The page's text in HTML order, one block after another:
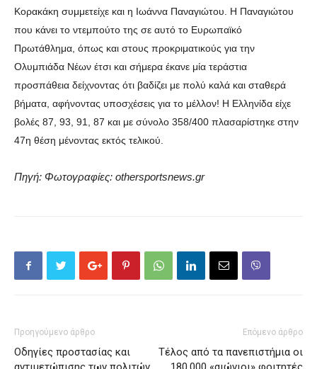
Κορακάκη συμμετείχε και η Ιωάννα Παναγιώτου. Η Παναγιώτου
που κάνει το ντεμπούτο της σε αυτό το Ευρωπαϊκό
Πρωτάθλημα, όπως και στους προκριματικούς για την
Ολυμπιάδα Νέων έτσι και σήμερα έκανε μία τεράστια
προσπάθεια δείχνοντας ότι βαδίζει με πολύ καλά και σταθερά
βήματα, αφήνοντας υποσχέσεις για το μέλλον! Η Ελληνίδα είχε
βολές 87, 93, 91, 87 και με σύνολο 358/400 πλασαρίστηκε στην
47η θέση μένοντας εκτός τελικού.
Πηγή: Φωτογραφίες: othersportsnews.gr
Προηγούμενο άρθρο
Οδηγίες προστασίας και
Επόμενο άρθρο
Τέλος από τα πανεπιστήμια οι